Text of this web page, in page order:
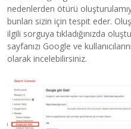
nedenlerden ötürü
bunları sizin için tespit eder.
ilgili sorguya tıkladığınızda
sayfanızı Google ve
olarak incelebilirsiniz.